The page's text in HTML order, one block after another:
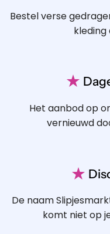
Bestel verse
kleding
★
Het aanbod op
vernieuwd
★
De naam
komt niet op